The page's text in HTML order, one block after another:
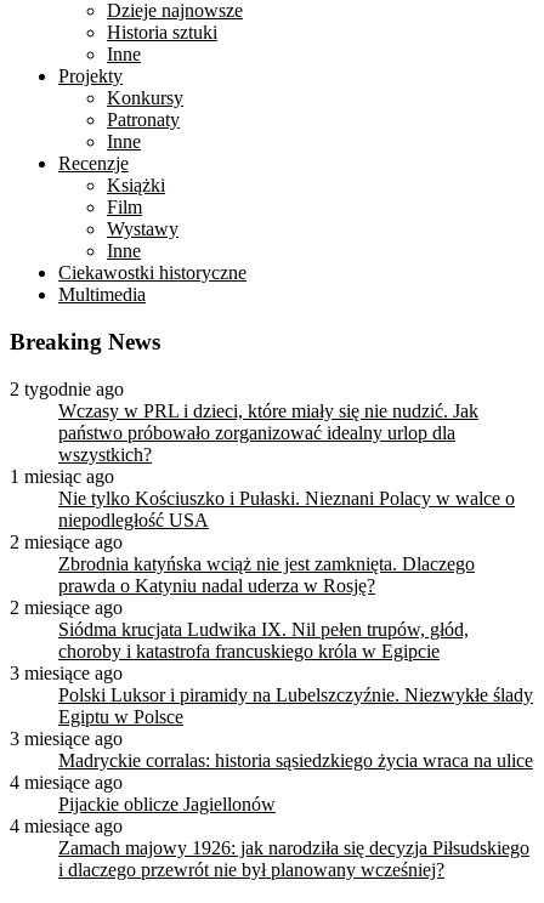
Dzieje najnowsze
Historia sztuki
Inne
Projekty
Konkursy
Patronaty
Inne
Recenzje
Książki
Film
Wystawy
Inne
Ciekawostki historyczne
Multimedia
Breaking News
2 tygodnie ago
Wczasy w PRL i dzieci, które miały się nie nudzić. Jak
państwo próbowało zorganizować idealny urlop dla
wszystkich?
1 miesiąc ago
Nie tylko Kościuszko i Pułaski. Nieznani Polacy w walce o
niepodległość USA
2 miesiące ago
Zbrodnia katyńska wciąż nie jest zamknięta. Dlaczego
prawda o Katyniu nadal uderza w Rosję?
2 miesiące ago
Siódma krucjata Ludwika IX. Nil pełen trupów, głód,
choroby i katastrofa francuskiego króla w Egipcie
3 miesiące ago
Polski Luksor i piramidy na Lubelszczyźnie. Niezwykłe ślady
Egiptu w Polsce
3 miesiące ago
Madryckie corralas: historia sąsiedzkiego życia wraca na ulice
4 miesiące ago
Pijackie oblicze Jagiellonów
4 miesiące ago
Zamach majowy 1926: jak narodziła się decyzja Piłsudskiego
i dlaczego przewrót nie był planowany wcześniej?